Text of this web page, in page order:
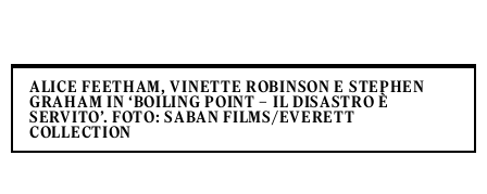
ALICE FEETHAM, VINETTE ROBINSON E STEPHEN
GRAHAM IN ‘BOILING POINT – IL DISASTRO È
SERVITO’. FOTO: SABAN FILMS/EVERETT
COLLECTION